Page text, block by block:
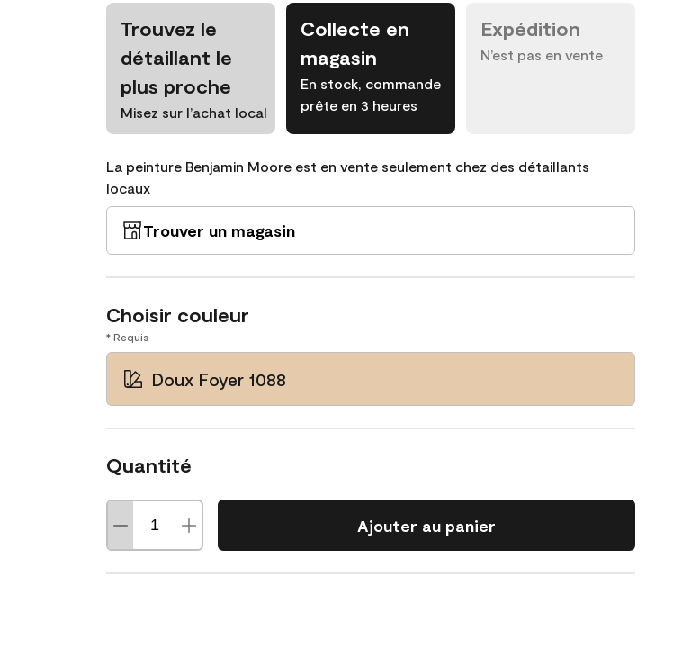
Trouvez le
détaillant le
plus proche
Misez sur l’achat local
Collecte en
magasin
En stock, commande
prête en 3 heures
Expédition
N’est pas en vente
La peinture Benjamin Moore est en vente seulement chez des détaillants
locaux
Trouver un magasin
Choisir couleur
* Requis
Doux Foyer 1088
Quantité
Ajouter au panier